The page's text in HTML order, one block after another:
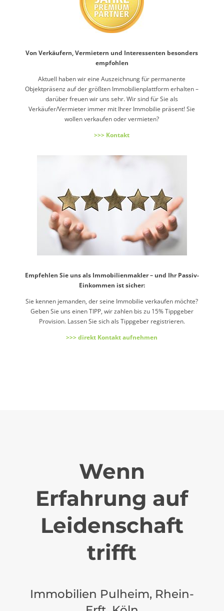
Von Verkäufern, Vermietern und Interessenten besonders
empfohlen
Aktuell haben wir eine Auszeichnung für permanente
Objektpräsenz auf der größten Immobilienplattform erhalten –
darüber freuen wir uns sehr. Wir sind für Sie als
Verkäufer/Vermieter immer mit Ihrer Immobilie präsent! Sie
wollen verkaufen oder vermieten?
>>> Kontakt
Empfehlen Sie uns als Immobilienmakler – und Ihr Passiv-
Einkommen ist sicher:
Sie kennen jemanden, der seine Immobilie verkaufen möchte?
Geben Sie uns einen TIPP, wir zahlen bis zu 15% Tippgeber
Provision. Lassen Sie sich als Tippgeber registrieren.
>>> direkt Kontakt aufnehmen
Wenn
Erfahrung auf
Leidenschaft
trifft
Immobilien Pulheim, Rhein-